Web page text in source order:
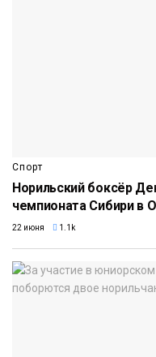
Спорт
Норильский боксёр
чемпионата Сибири в
22 июня 1.1k